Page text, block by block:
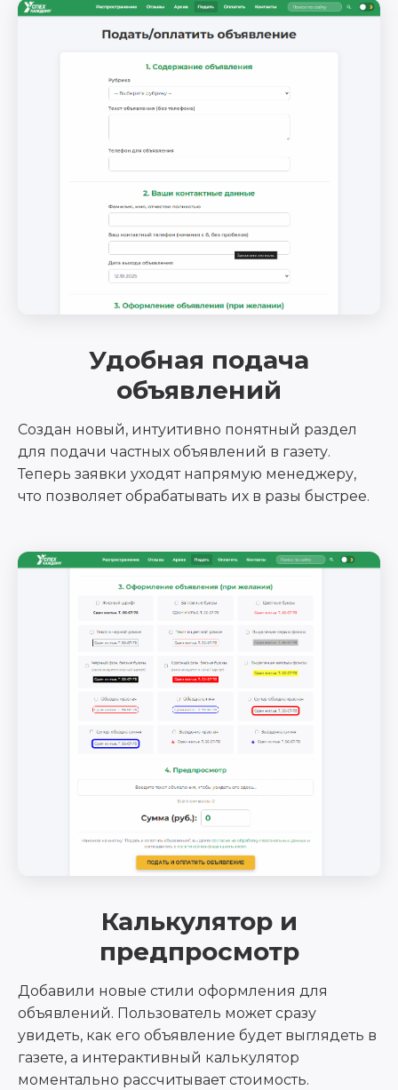
Удобная подача
объявлений
Создан новый, интуитивно понятный раздел
для подачи частных объявлений в газету.
Теперь заявки уходят напрямую менеджеру,
что позволяет обрабатывать их в разы быстрее.
Калькулятор и
предпросмотр
Добавили новые стили оформления для
объявлений. Пользователь может сразу
увидеть, как его объявление будет выглядеть в
газете, а интерактивный калькулятор
моментально рассчитывает стоимость.